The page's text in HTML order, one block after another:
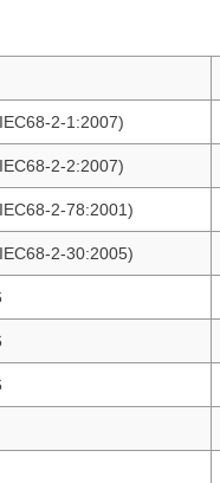
2-1:2007)
2-2:2007)
2-78:2001)
2-30:2005)